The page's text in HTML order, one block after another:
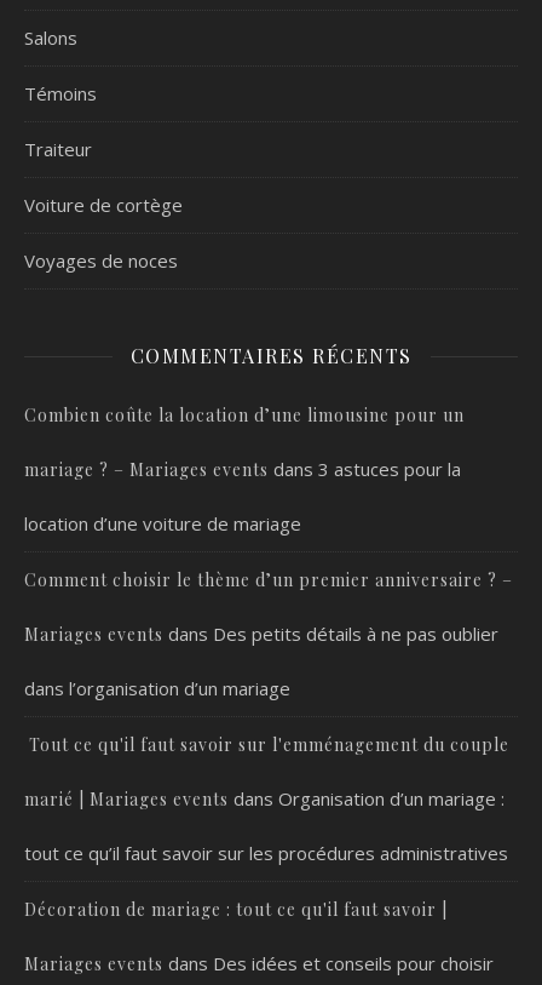
Salons
Témoins
Traiteur
Voiture de cortège
Voyages de noces
COMMENTAIRES RÉCENTS
Combien coûte la location d’une limousine pour un
mariage ? – Mariages events dans 3 astuces pour la
location d’une voiture de mariage
Comment choisir le thème d’un premier anniversaire ? –
Mariages events dans Des petits détails à ne pas oublier
dans l’organisation d’un mariage
Tout ce qu'il faut savoir sur l'emménagement du couple
marié | Mariages events dans Organisation d’un mariage :
tout ce qu’il faut savoir sur les procédures administratives
Décoration de mariage : tout ce qu'il faut savoir |
Mariages events dans Des idées et conseils pour choisir